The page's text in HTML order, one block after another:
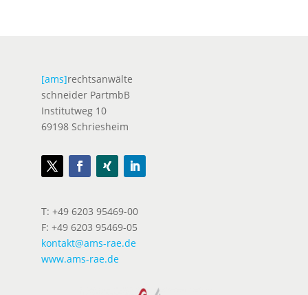
[ams]rechtsanwälte
schneider PartmbB
Institutweg 10
69198 Schriesheim
T: +49 6203 95469-00
F: +49 6203 95469-05
kontakt@ams-rae.de
www.ams-rae.de